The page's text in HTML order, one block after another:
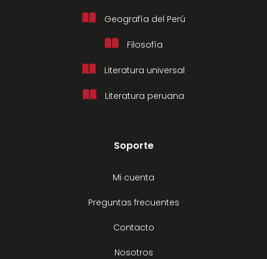
Geografía del Perú
Filosofía
Literatura universal
Literatura peruana
Soporte
Mi cuenta
Preguntas frecuentes
Contacto
Nosotros